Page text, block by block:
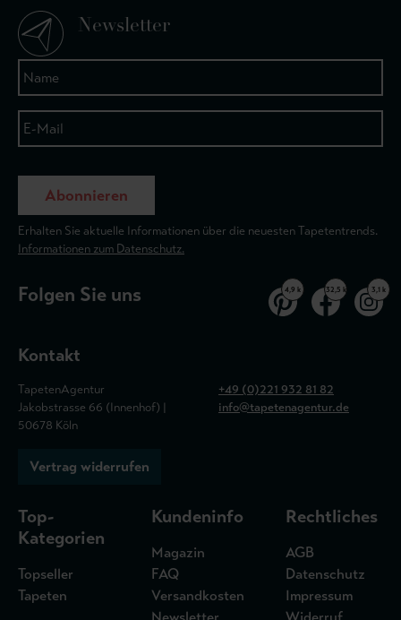
Newsletter
Abonnieren
Erhalten Sie aktuelle Informationen über die neuesten Tapetentrends.
Informationen zum Datenschutz.
Folgen Sie uns 4,9 k 32,5 k 3,1 k
Kontakt
TapetenAgentur
Jakobstrasse 66 (Innenhof) |
50678 Köln
+49 (0)221 932 81 82
info@tapetenagentur.de
Vertrag widerrufen
Top-
Kategorien
Topseller
Tapeten
Kundeninfo
Magazin
FAQ
Versandkosten
Rechtliches
AGB
Datenschutz
Impressum